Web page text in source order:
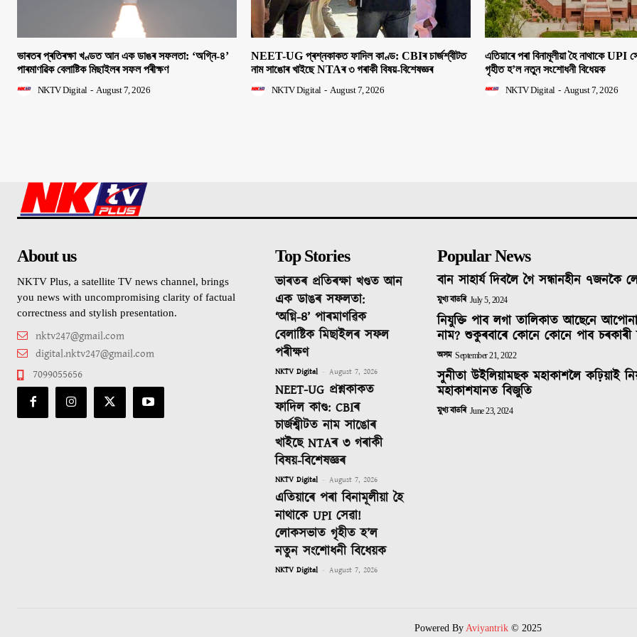
ভাৰতৰ প্ৰতিৰক্ষা খণ্ডত আন এক ডাঙৰ সফলতা: ‘অগ্নি-৪’
পাৰমাণৱিক বেলাষ্টিক মিছাইলৰ সফল পৰীক্ষণ
NKTV Digital - August 7, 2026
NEET-UG প্ৰশ্নকাকত ফাদিল কাণ্ড: CBIৰ চাৰ্জশ্বীটত
নাম সাঙোৰ খাইছে NTAৰ ৩ গৰাকী বিষয়-বিশেষজ্ঞৰ
NKTV Digital - August 7, 2026
এতিয়াৰে পৰা বিনামূলীয়া হৈ নাথাকে UPI
গৃহীত হ’ল নতুন সংশোধনী বিধেয়ক
NKTV Digital - August 7, 2026
About us
NKTV Plus, a satellite TV news channel, brings
you news with uncompromising clarity of factual
correctness and stylish presentation.
nktv247@gmail.com
digital.nktv247@gmail.com
7099055656
Top Stories
ভাৰতৰ প্ৰতিৰক্ষা খণ্ডত আন
এক ডাঙৰ সফলতা:
‘অগ্নি-৪’ পাৰমাণৱিক
বেলাষ্টিক মিছাইলৰ সফল
পৰীক্ষণ
NKTV Digital - August 7, 2026
NEET-UG প্ৰশ্নকাকত
ফাদিল কাণ্ড: CBIৰ
চাৰ্জশ্বীটত নাম সাঙোৰ
খাইছে NTAৰ ৩ গৰাকী
বিষয়-বিশেষজ্ঞৰ
NKTV Digital - August 7, 2026
এতিয়াৰে পৰা বিনামূলীয়া হৈ
নাথাকে UPI সেৱা!
লোকসভাত গৃহীত হ’ল
নতুন সংশোধনী বিধেয়ক
NKTV Digital - August 7, 2026
Popular News
বান সাহাৰ্য দিবলৈ গৈ সন্ধানহীন ৭জনকৈ
মুখ্য বাতৰি July 5, 2024
নিযুক্তি পাব লগা তালিকাত আছেনে
নাম? শুকুৰবাৰে কোনে কোনে পাব চৰকাৰী
অসম September 21, 2022
সুনীতা উইলিয়ামছক মহাকাশলৈ কঢ়িয়াই
মহাকাশযানত বিজুতি
মুখ্য বাতৰি June 23, 2024
Powered By Aviyantrik © 2025